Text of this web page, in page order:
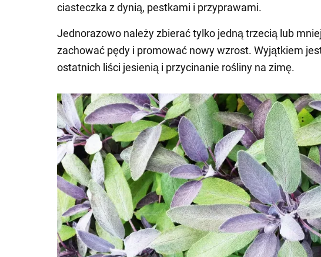
ciasteczka z dynią, pestkami i przyprawami.
Jednorazowo należy zbierać tylko jedną trzecią lub
zachować pędy i promować nowy wzrost. Wyjątkiem
ostatnich liści jesienią i przycinanie rośliny na zimę.